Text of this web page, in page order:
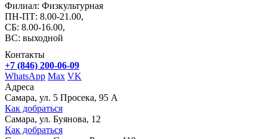
Филиал: Физкультурная
ПН-ПТ: 8.00-21.00,
СБ: 8.00-16.00,
ВС: выходной
Контакты
+7 (846) 200-06-09
WhatsApp Max VK
Адреса
Самара, ул. 5 Просека, 95 А
Как добраться
Самара, ул. Буянова, 12
Как добраться